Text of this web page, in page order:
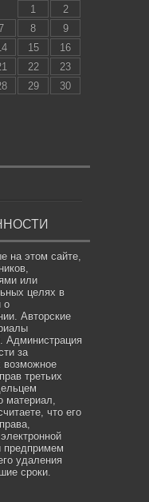
1
2
8
9
15
16
22
23
29
30
на этом сайте,
или
целях в
о
Авторские
Администрация
за
возможное
третьих
материал,
что его
удаления
сроки.